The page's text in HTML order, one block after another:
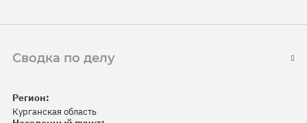
Сводка по делу
Регион:
Курганская область